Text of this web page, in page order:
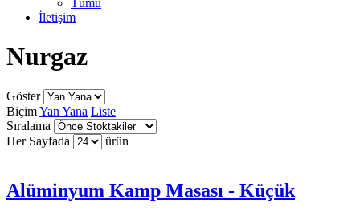
Tümü
İletişim
Nurgaz
Göster
BiçimYan Yana Liste
Sıralama
Her Sayfada
ürün
Alüminyum Kamp Masası - Küçük